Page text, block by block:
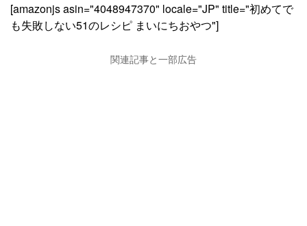
[amazonjs asin="4048947370" locale="JP" title="初めてで
も失敗しない51のレシピ まいにちおやつ"]
関連記事と一部広告